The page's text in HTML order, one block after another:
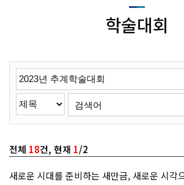
학술대회
전체 18건, 현재 1/2
새로운 시대를 준비하는 새만금, 새로운 시각